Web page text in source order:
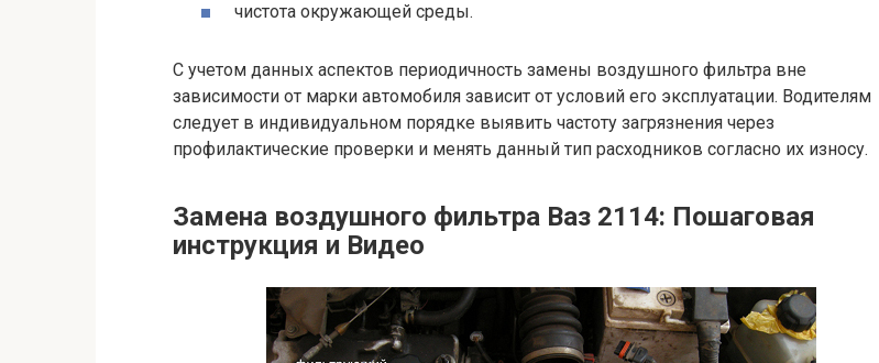
чистота окружающей среды.
С учетом данных аспектов периодичность замены воздушного фильтра вне
зависимости от марки автомобиля зависит от условий его эксплуатации. Водителям
следует в индивидуальном порядке выявить частоту загрязнения через
профилактические проверки и менять данный тип расходников согласно их износу.
Замена воздушного фильтра Ваз 2114: Пошаговая
инструкция и Видео